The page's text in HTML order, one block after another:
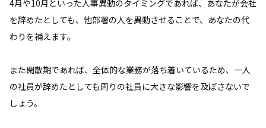
4月や10月といった人事異動のタイミングであれば、あなたが会社
を辞めたとしても、他部署の人を異動させることで、あなたの代
わりを補えます。
また閑散期であれば、全体的な業務が落ち着いているため、一人
の社員が辞めたとしても周りの社員に大きな影響を及ぼさないで
しょう。